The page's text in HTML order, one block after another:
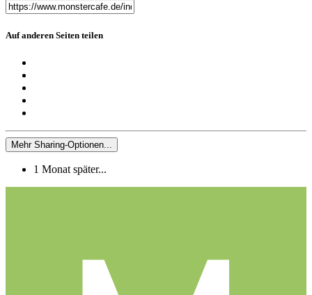
Auf anderen Seiten teilen
Mehr Sharing-Optionen...
1 Monat später...